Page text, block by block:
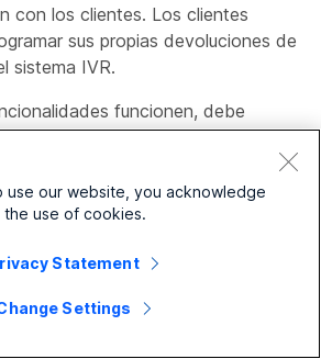
con los clientes. Los clientes
sus propias devoluciones de
sistema IVR.
funcionen, debe
de entrada como punto de entrada
devoluciones de llamada en
ello:
use our website, you acknowledge
the use of cookies.
Statement
Settings